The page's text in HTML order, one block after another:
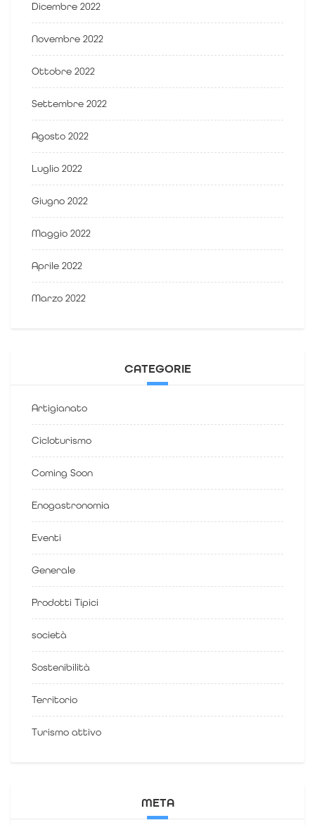
Dicembre 2022
Novembre 2022
Ottobre 2022
Settembre 2022
Agosto 2022
Luglio 2022
Giugno 2022
Maggio 2022
Aprile 2022
Marzo 2022
CATEGORIE
Artigianato
Cicloturismo
Coming Soon
Enogastronomia
Eventi
Generale
Prodotti Tipici
società
Sostenibilità
Territorio
Turismo attivo
META